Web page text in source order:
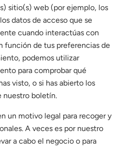
sitio(s) web (por ejemplo, los
datos de acceso que se
cuando interactúas con
función de tus preferencias de
podemos utilizar
para comprobar qué
visto, o si has abierto los
nuestro boletín.
un motivo legal para recoger y
A veces es por nuestro
a cabo el negocio o para